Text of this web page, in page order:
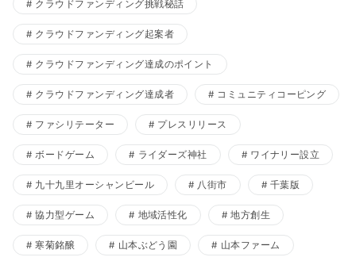
クラウドファンディング挑戦秘話
クラウドファンディング起案者
クラウドファンディング達成のポイント
クラウドファンディング達成者 コミュニティコーピング
ファシリテーター プレスリリース
ボードゲーム ライダーズ神社 ワイナリー設立
九十九里オーシャンビール 八街市 千葉版
協力型ゲーム 地域活性化 地方創生
寒菊銘醸 山本ぶどう園 山本ファーム